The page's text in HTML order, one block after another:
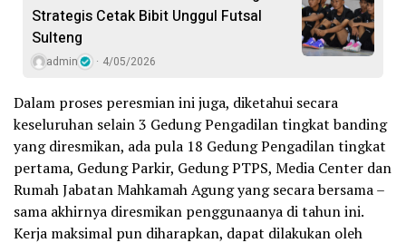
Strategis Cetak Bibit Unggul Futsal
Sulteng
admin 4/05/2026
Dalam proses peresmian ini juga, diketahui secara
keseluruhan selain 3 Gedung Pengadilan tingkat banding
yang diresmikan, ada pula 18 Gedung Pengadilan tingkat
pertama, Gedung Parkir, Gedung PTPS, Media Center dan
Rumah Jabatan Mahkamah Agung yang secara bersama –
sama akhirnya diresmikan penggunaanya di tahun ini.
Kerja maksimal pun diharapkan, dapat dilakukan oleh